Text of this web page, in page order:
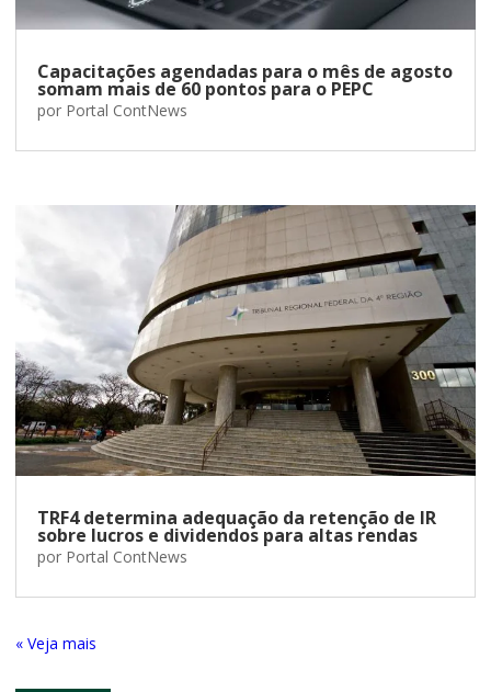
Capacitações agendadas para o mês de agosto
somam mais de 60 pontos para o PEPC
por Portal ContNews
TRF4 determina adequação da retenção de IR
sobre lucros e dividendos para altas rendas
por Portal ContNews
« Entradas Antigas